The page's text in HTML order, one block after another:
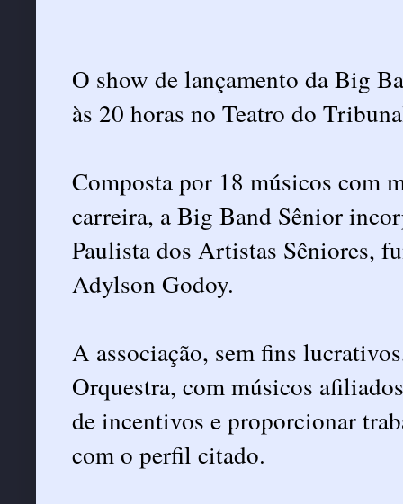
O show de lançamento da Big
às 20 horas no Teatro do
Composta por 18 músicos com
carreira, a Big Band Sênior
Paulista dos Artistas Sêniores,
Adylson Godoy.
A associação, sem fins
Orquestra, com músicos
de incentivos e proporcionar
com o perfil citado.